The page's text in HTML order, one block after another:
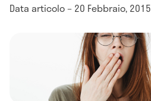
Data articolo – 20 Febbraio, 2015